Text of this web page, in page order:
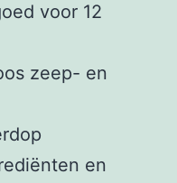
voor 12
zeep- en
en